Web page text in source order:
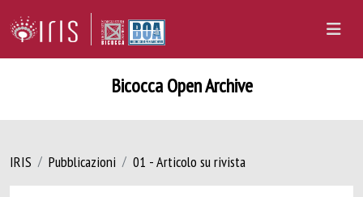
Bicocca Open Archive
IRIS Pubblicazioni 01 - Articolo su rivista